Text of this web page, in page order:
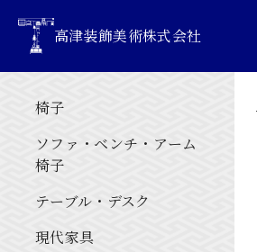
高津装飾美術株式会社
椅子
ソファ・ベンチ・アーム
椅子
テーブル・デスク
現代家具